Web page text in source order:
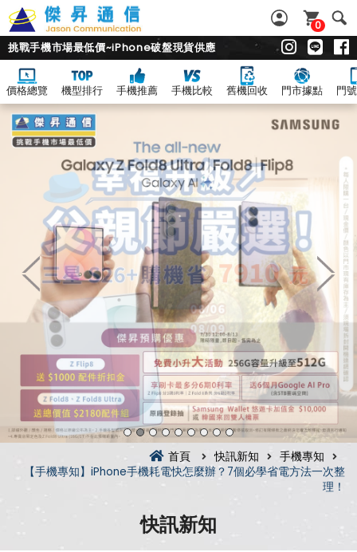
0
挑戰手機市場最低價~iPhone破盤現貨供應
價格總覽 機型排行 手機推薦 手機比較 舊機回收 門市據點 門
首頁 快訊新知
手機專知
【手機專知】iPhone手機耗電快怎麼辦？7個必學省電方法一次整
理！
快訊新知